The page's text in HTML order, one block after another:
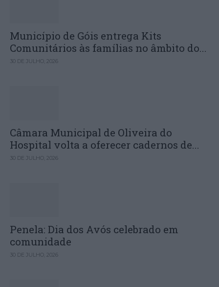
Município de Góis entrega Kits
Comunitários às famílias no âmbito do...
30 DE JULHO, 2026
Câmara Municipal de Oliveira do
Hospital volta a oferecer cadernos de...
30 DE JULHO, 2026
Penela: Dia dos Avós celebrado em
comunidade
30 DE JULHO, 2026